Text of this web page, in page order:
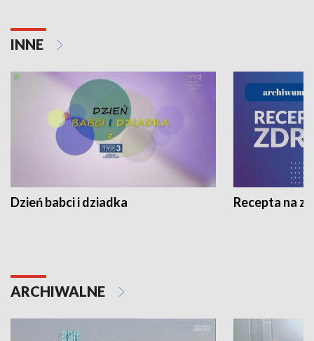
INNE
Dzień babci i dziadka Recepta na
ARCHIWALNE